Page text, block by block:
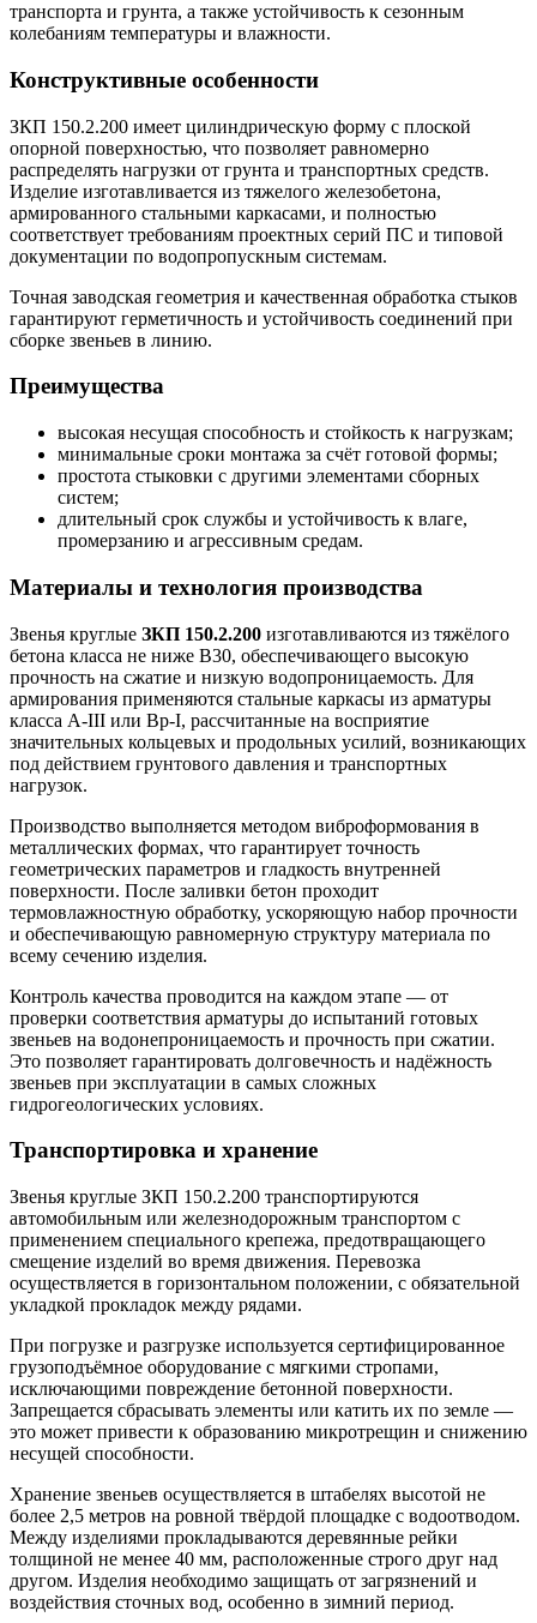
транспорта и грунта, а также устойчивость к сезонным
колебаниям температуры и влажности.
Конструктивные особенности
ЗКП 150.2.200 имеет цилиндрическую форму с плоской
опорной поверхностью, что позволяет равномерно
распределять нагрузки от грунта и транспортных средств.
Изделие изготавливается из тяжелого железобетона,
армированного стальными каркасами, и полностью
соответствует требованиям проектных серий ПС и типовой
документации по водопропускным системам.
Точная заводская геометрия и качественная обработка стыков
гарантируют герметичность и устойчивость соединений при
сборке звеньев в линию.
Преимущества
высокая несущая способность и стойкость к нагрузкам;
минимальные сроки монтажа за счёт готовой формы;
простота стыковки с другими элементами сборных
систем;
длительный срок службы и устойчивость к влаге,
промерзанию и агрессивным средам.
Материалы и технология производства
Звенья круглые ЗКП 150.2.200 изготавливаются из тяжёлого
бетона класса не ниже В30, обеспечивающего высокую
прочность на сжатие и низкую водопроницаемость. Для
армирования применяются стальные каркасы из арматуры
класса А-III или Вр-I, рассчитанные на восприятие
значительных кольцевых и продольных усилий, возникающих
под действием грунтового давления и транспортных
нагрузок.
Производство выполняется методом виброформования в
металлических формах, что гарантирует точность
геометрических параметров и гладкость внутренней
поверхности. После заливки бетон проходит
термовлажностную обработку, ускоряющую набор прочности
и обеспечивающую равномерную структуру материала по
всему сечению изделия.
Контроль качества проводится на каждом этапе — от
проверки соответствия арматуры до испытаний готовых
звеньев на водонепроницаемость и прочность при сжатии.
Это позволяет гарантировать долговечность и надёжность
звеньев при эксплуатации в самых сложных
гидрогеологических условиях.
Транспортировка и хранение
Звенья круглые ЗКП 150.2.200 транспортируются
автомобильным или железнодорожным транспортом с
применением специального крепежа, предотвращающего
смещение изделий во время движения. Перевозка
осуществляется в горизонтальном положении, с обязательной
укладкой прокладок между рядами.
При погрузке и разгрузке используется сертифицированное
грузоподъёмное оборудование с мягкими стропами,
исключающими повреждение бетонной поверхности.
Запрещается сбрасывать элементы или катить их по земле —
это может привести к образованию микротрещин и снижению
несущей способности.
Хранение звеньев осуществляется в штабелях высотой не
более 2,5 метров на ровной твёрдой площадке с водоотводом.
Между изделиями прокладываются деревянные рейки
толщиной не менее 40 мм, расположенные строго друг над
другом. Изделия необходимо защищать от загрязнений и
воздействия сточных вод, особенно в зимний период.